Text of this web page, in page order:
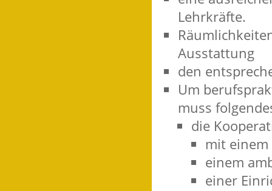
Lehrkräfte.
Ausstattung
den
Um
muss
die
mit
einem
einer